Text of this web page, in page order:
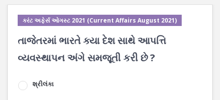
કરંટ અફેર્સ ઓગસ્ટ 2021 (Current Affairs August 2021)
તાજેતરમાં ભારતે ક્યા દેશ સાથે આપત્તિ
વ્યવસ્થાપન અંગે સમજૂતી કરી છે ?
શ્રીલંકા